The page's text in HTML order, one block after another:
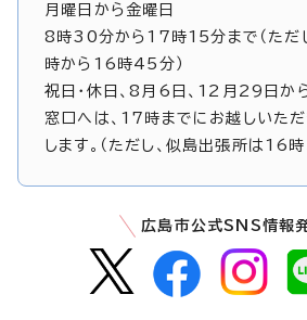
月曜日から金曜日
8時30分から17時15分まで（ただ
時から16時45分）
祝日・休日、8月6日、12月29日か
窓口へは、17時までにお越しいた
します。（ただし、似島出張所は16
広島市公式SNS情報